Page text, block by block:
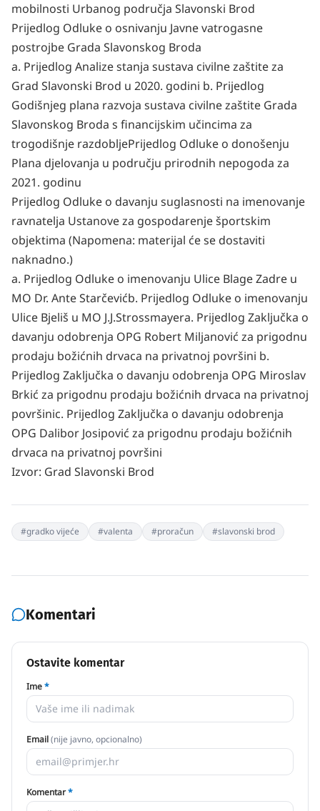
mobilnosti Urbanog područja Slavonski Brod
Prijedlog Odluke o osnivanju Javne vatrogasne
postrojbe Grada Slavonskog Broda
a. Prijedlog Analize stanja sustava civilne zaštite za
Grad Slavonski Brod u 2020. godini b. Prijedlog
Godišnjeg plana razvoja sustava civilne zaštite Grada
Slavonskog Broda s financijskim učincima za
trogodišnje razdobljePrijedlog Odluke o donošenju
Plana djelovanja u području prirodnih nepogoda za
2021. godinu
Prijedlog Odluke o davanju suglasnosti na imenovanje
ravnatelja Ustanove za gospodarenje športskim
objektima (Napomena: materijal će se dostaviti
naknadno.)
a. Prijedlog Odluke o imenovanju Ulice Blage Zadre u
MO Dr. Ante Starčevićb. Prijedlog Odluke o imenovanju
Ulice Bjeliš u MO J.J.Strossmayera. Prijedlog Zaključka o
davanju odobrenja OPG Robert Miljanović za prigodnu
prodaju božićnih drvaca na privatnoj površini b.
Prijedlog Zaključka o davanju odobrenja OPG Miroslav
Brkić za prigodnu prodaju božićnih drvaca na privatnoj
površinic. Prijedlog Zaključka o davanju odobrenja
OPG Dalibor Josipović za prigodnu prodaju božićnih
drvaca na privatnoj površini
Izvor: Grad Slavonski Brod
#gradko vijeće #valenta #proračun #slavonski brod
Komentari
Ostavite komentar
Ime*
Email(nije javno, opcionalno)
Komentar*